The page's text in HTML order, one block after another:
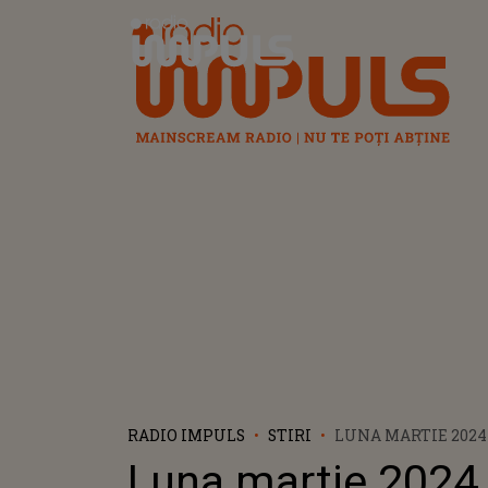
Radio Impuls
RADIO IMPULS STIRI
LUNA MARTIE
WARNER BROS.